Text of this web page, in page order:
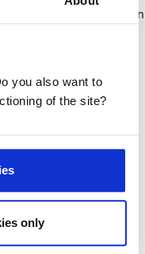
you also want to
of the site?
only
vakken van de design
die betrekking
zoals
prototypen
leren hier ook
te zetten, hier zijn
studenten te werken.
samenwerken met de
is. Ik vind het